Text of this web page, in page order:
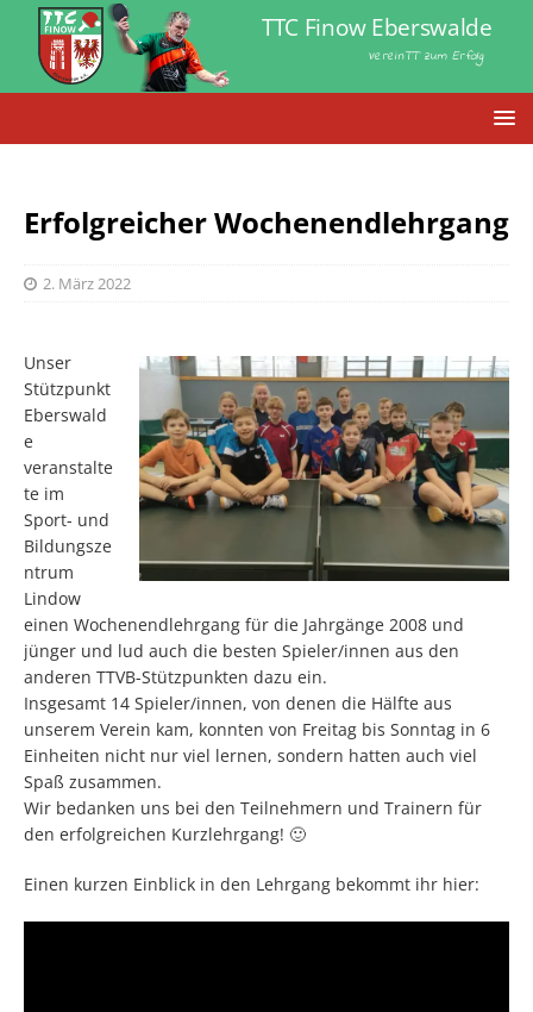
VereinTT zum Erfolg
TTC Finow Eberswalde
Erfolgreicher Wochenendlehrgang
2. März 2022
Unser
Stützpunkt
Eberswald
e
veranstalte
te im
Sport- und
Bildungsze
ntrum
Lindow
einen Wochenendlehrgang für die Jahrgänge 2008 und
jünger und lud auch die besten Spieler/innen aus den
anderen TTVB-Stützpunkten dazu ein.
Insgesamt 14 Spieler/innen, von denen die Hälfte aus
unserem Verein kam, konnten von Freitag bis Sonntag in 6
Einheiten nicht nur viel lernen, sondern hatten auch viel
Spaß zusammen.
Wir bedanken uns bei den Teilnehmern und Trainern für
den erfolgreichen Kurzlehrgang! 🙂
Einen kurzen Einblick in den Lehrgang bekommt ihr hier: